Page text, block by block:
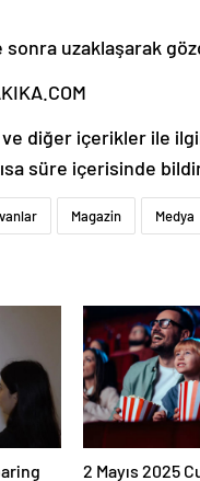
uzaklaşarak
ve diğer içerikler ile
süre içerisinde
Magazin Medya
2 Mayıs 2025